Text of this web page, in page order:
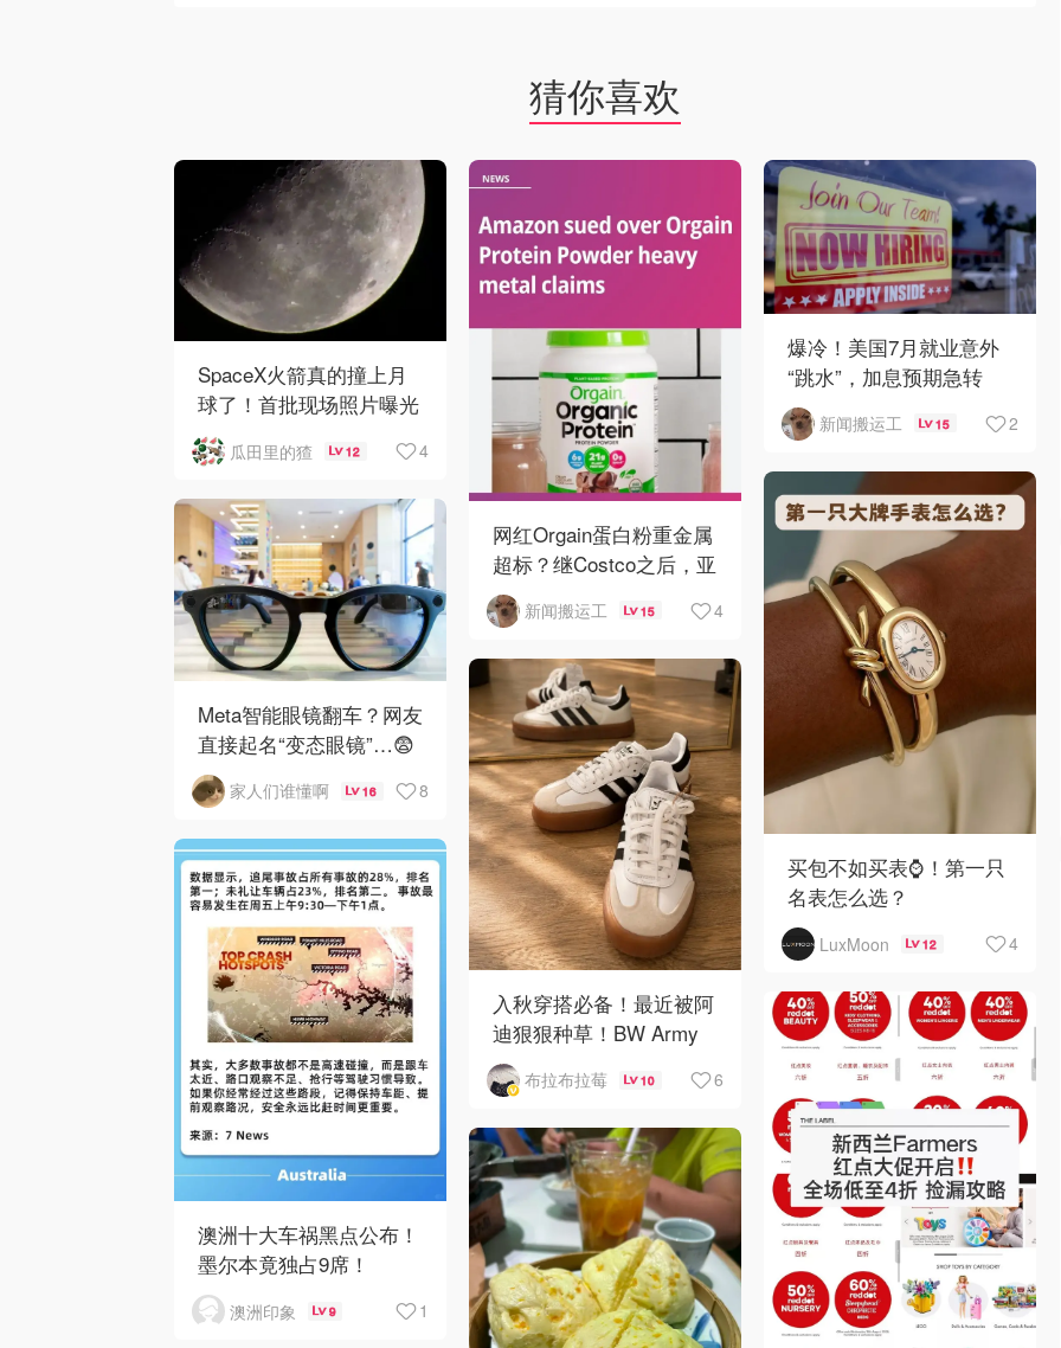
猜你喜欢
SpaceX火箭真的撞上月
球了！首批现场照片曝光
瓜田里的猹 12 4
网红Orgain蛋白粉重金属
超标？继Costco之后，亚
马逊也被告了！
新闻搬运工 15 4
爆冷！美国7月就业意外
“跳水”，加息预期急转
弯！
新闻搬运工 15 2
买包不如买表⌚️！第一只
名表怎么选？
LuxMoon 12 4
Meta智能眼镜翻车？网友
直接起名“变态眼镜”…😨
家人们谁懂啊 16 8
入秋穿搭必备！最近被阿
迪狠狠种草！BW Army
和 Sambae 值得拥有！
布拉布拉莓 10 6
澳洲十大车祸黑点公布！
墨尔本竟独占9席！
澳洲印象 9 1